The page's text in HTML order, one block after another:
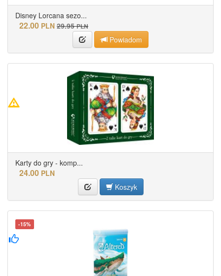
Disney Lorcana sezo...
22.00 PLN 29.95 PLN
Powiadom
Karty do gry - komp...
24.00 PLN
Koszyk
-15%